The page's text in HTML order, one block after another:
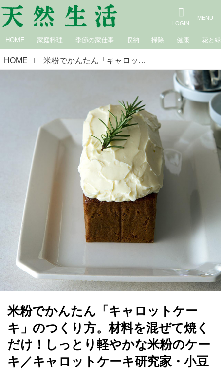
HOME 家庭料理 季節の家仕事 収納 掃除 健康 花と緑
HOME 米粉でかんたん「キャロットケーキ」のつくり方。材料を混ぜて焼くだけ！しっとり軽やかな米粉のケーキ／キャロットケーキ研究家・小豆田マチ子さん
米粉でかんたん「キャロットケー
キ」のつくり方。材料を混ぜて焼く
だけ！しっとり軽やかな米粉のケー
キ／キャロットケーキ研究家・小豆